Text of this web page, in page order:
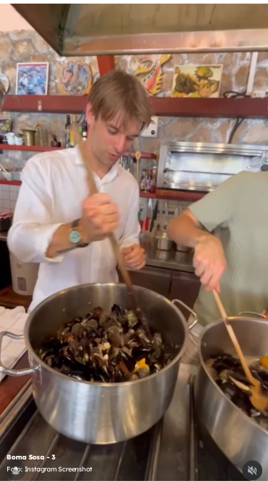
Borna Sosa - 3
Foto: Instagram Screenshot